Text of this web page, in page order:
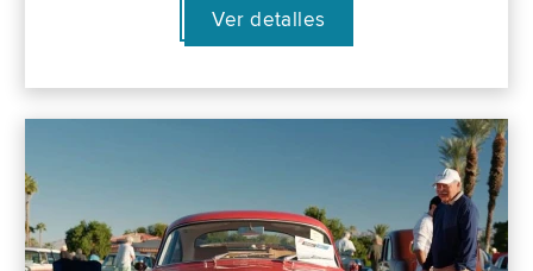
Ver detalles